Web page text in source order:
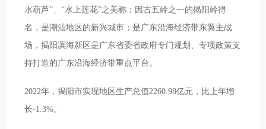
水葫芦”、“水上莲花”之美称；因古五岭之一的揭阳岭得
名，是潮汕地区的新兴城市；是广东沿海经济带东翼主战
场，揭阳滨海新区是广东省委省政府专门规划、专项政策支
持打造的广东沿海经济带重点平台。
2022年，揭阳市实现地区生产总值2260.98亿元，比上年增
长-1.3%。